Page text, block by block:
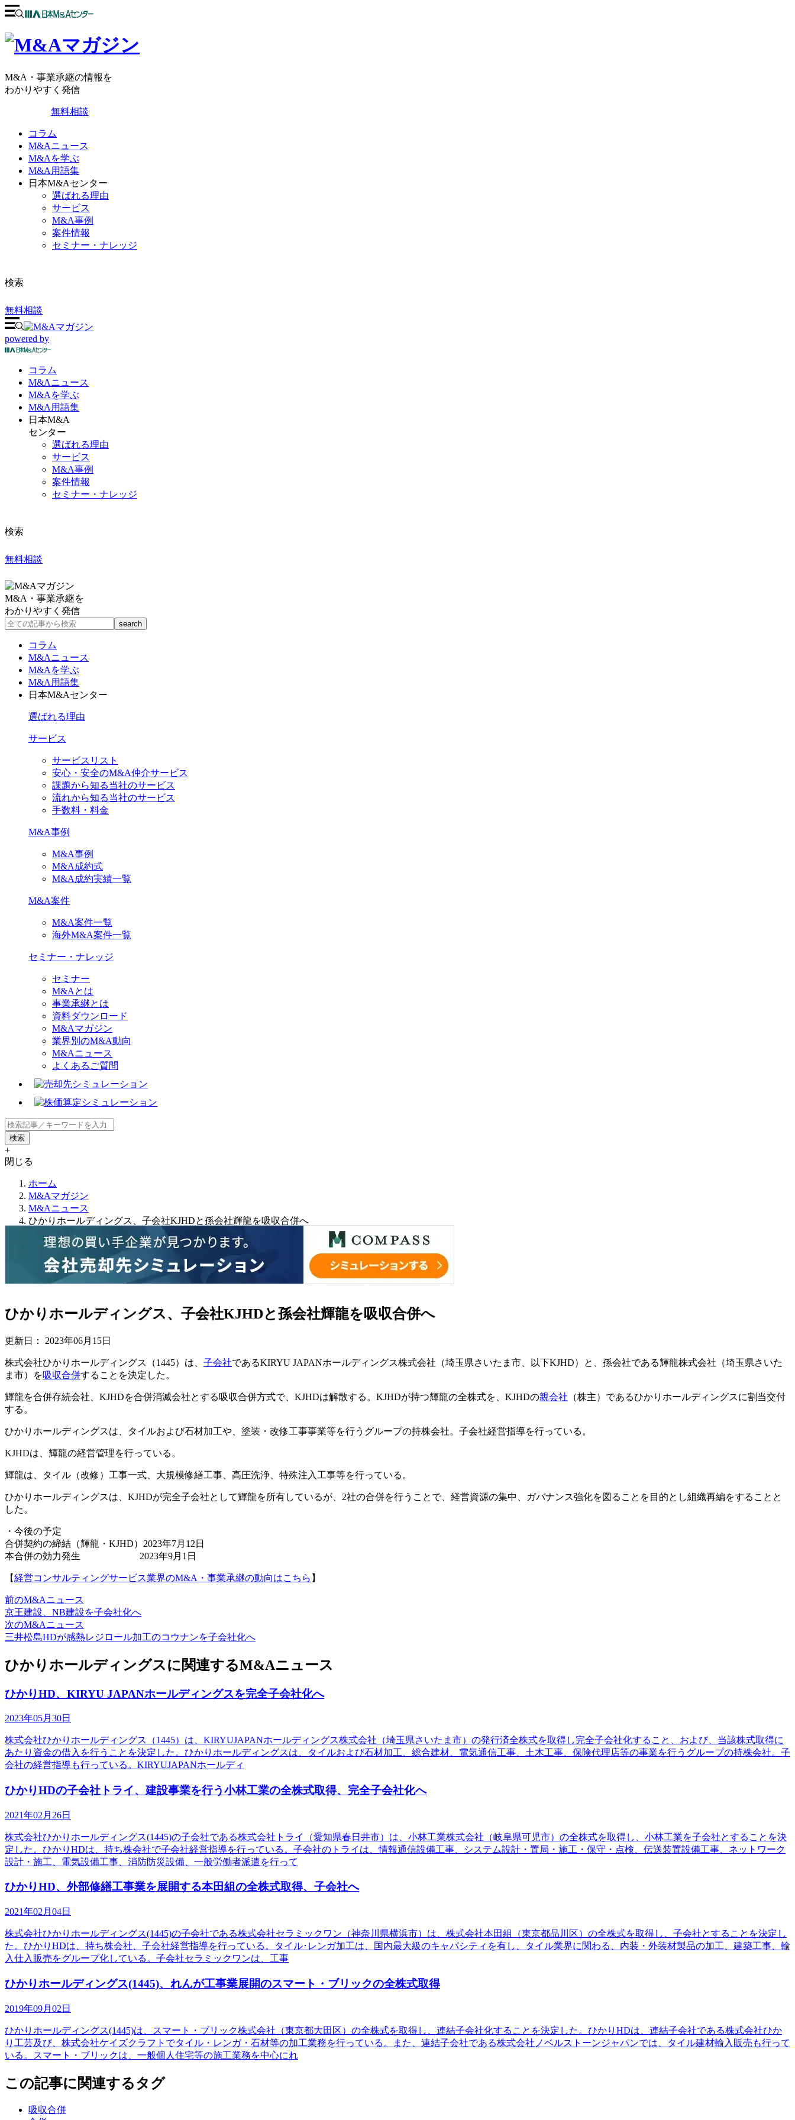
M&A・事業承継の情報を
わかりやすく発信
無料相談
コラム
M&Aニュース
M&Aを学ぶ
M&A用語集
日本M&Aセンター
選ばれる理由
サービス
M&A事例
案件情報
セミナー・ナレッジ
検索
無料相談
powered by
コラム
M&Aニュース
M&Aを学ぶ
M&A 用語集
日本M&A
センター
選ばれる理由
サービス
M&A事例
案件情報
セミナー・ナレッジ
検索
無料相談
M&A・事業承継を
わかりやすく発信
コラム
M&Aニュース
M&Aを学ぶ
M&A用語集
日本M&Aセンター
選ばれる理由
サービス
サービスリスト
安心・安全のM&A仲介サービス
課題から知る当社のサービス
流れから知る当社のサービス
手数料・料金
M&A事例
M&A事例
M&A成約式
M&A成約実績一覧
M&A案件
M&A案件一覧
海外M&A案件一覧
セミナー・ナレッジ
セミナー
M&Aとは
事業承継とは
資料ダウンロード
M&Aマガジン
業界別のM&A動向
M&Aニュース
よくあるご質問
+
閉じる
ホーム
M&Aマガジン
M&Aニュース
ひかりホールディングス、子会社KJHDと孫会社輝龍を吸収合併へ
ひかりホールディングス、子会社KJHDと孫会社輝龍を吸収合併へ
更新日： 2023年06月15日
株式会社ひかりホールディングス（1445）は、 子会社であるKIRYU JAPANホールディングス株式会社（埼玉県さいたま市、以下KJHD）と、孫会社である輝龍株式会社（埼玉県さいた
ま市）を吸収合併することを決定した。
輝龍を合併存続会社、KJHDを合併消滅会社とする吸収合併方式で、KJHDは解散する。KJHDが持つ輝龍の全株式を、KJHDの親会社 （株主）であるひかりホールディングスに割当交付
する。
ひかりホールディングスは、タイルおよび石材加工や、塗装・改修工事事業等を行うグループの持株会社。子会社経営指導を行っている。
KJHDは、輝龍の経営管理を行っている。
輝龍は、タイル（改修）工事一式、大規模修繕工事、高圧洗浄、特殊注入工事等を行っている。
ひかりホールディングスは、KJHDが完全子会社として輝龍を所有しているが、2社の合併を行うことで、経営資源の集中、ガバナンス強化を図ることを目的とし組織再編をすることと
した。
・今後の予定
合併契約の締結（輝龍・KJHD）2023年7月12日
本合併の効力発生 2023年9月1日
【経営コンサルティングサービス業界のM&A・事業承継の動向はこちら 】
前のM&Aニュース
京王建設、NB建設を子会社化へ
次のM&Aニュース
三井松島HDが感熱レジロール加工のコウナンを子会社化へ
ひかりホールディングスに関連するM&Aニュース
ひかりHD、KIRYU JAPANホールディングスを完全子会社化へ
2023年05月30日
株式会社ひかりホールディングス（1445）は、KIRYUJAPANホールディングス株式会社（埼玉県さいたま市）の発行済全株式を取得し完全子会社化すること、および、当該株式取得に
あたり資金の借入を行うことを決定した。ひかりホールディングスは、タイルおよび石材加工、総合建材、電気通信工事、土木工事、保険代理店等の事業を行うグループの持株会社。子
会社の経営指導も行っている。KIRYUJAPANホールディ
ひかりHDの子会社トライ、建設事業を行う小林工業の全株式取得、完全子会社化へ
2021年02月26日
株式会社ひかりホールディングス(1445)の子会社である株式会社トライ（愛知県春日井市）は、小林工業株式会社（岐阜県可児市）の全株式を取得し、小林工業を子会社とすることを決
定した。ひかりHDは、持ち株会社で子会社経営指導を行っている。子会社のトライは、情報通信設備工事、システム設計・置局・施工・保守・点検、伝送装置設備工事、ネットワーク
設計・施工、電気設備工事、消防防災設備、一般労働者派遣を行って
ひかりHD、外部修繕工事業を展開する本田組の全株式取得、子会社へ
2021年02月04日
株式会社ひかりホールディングス(1445)の子会社である株式会社セラミックワン（神奈川県横浜市）は、株式会社本田組（東京都品川区）の全株式を取得し、子会社とすることを決定し
た。ひかりHDは、持ち株会社、子会社経営指導を行っている。タイル･レンガ加工は、国内最大級のキャパシティを有し、タイル業界に関わる、内装・外装材製品の加工、建築工事、輸
入仕入販売をグループ化している。子会社セラミックワンは、工事
ひかりホールディングス(1445)、れんが工事業展開のスマート・ブリックの全株式取得
2019年09月02日
ひかりホールディングス(1445)は、スマート・ブリック株式会社（東京都大田区）の全株式を取得し、連結子会社化することを決定した。ひかりHDは、連結子会社である株式会社ひか
り工芸及び、株式会社ケイズクラフトでタイル・レンガ・石材等の加工業務を行っている。また、連結子会社である株式会社ノベルストーンジャパンでは、タイル建材輸入販売も行って
いる。スマート・ブリックは、一般個人住宅等の施工業務を中心にれ
この記事に関連するタグ
吸収合併